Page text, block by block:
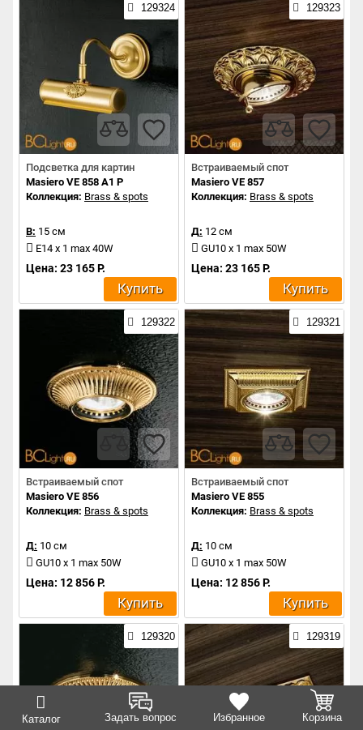
Каталог Задать вопрос Избранное Корзина
129324
Подсветка для картин
Masiero VE 858 A1 P
Коллекция: Brass & spots
В: 15 см
E14 x 1 max 40W
Цена: 23 165 Р.
Купить
129323
Встраиваемый спот
Masiero VE 857
Коллекция: Brass & spots
Д: 12 см
GU10 x 1 max 50W
Цена: 23 165 Р.
Купить
129322
Встраиваемый спот
Masiero VE 856
Коллекция: Brass & spots
Д: 10 см
GU10 x 1 max 50W
Цена: 12 856 Р.
Купить
129321
Встраиваемый спот
Masiero VE 855
Коллекция: Brass & spots
Д: 10 см
GU10 x 1 max 50W
Цена: 12 856 Р.
Купить
129320 129319